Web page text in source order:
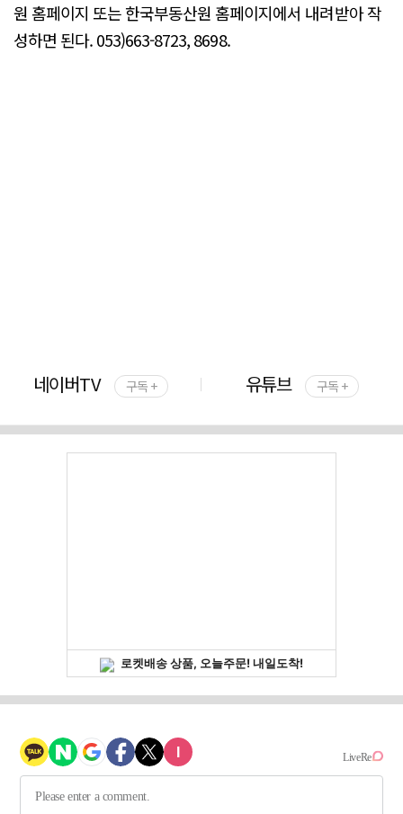
원 홈페이지 또는 한국부동산원 홈페이지에서 내려받아 작
성하면 된다. 053)663-8723, 8698.
네이버TV 구독 + 유튜브 구독 +